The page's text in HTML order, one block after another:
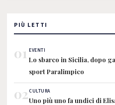
PIÙ LETTI
01 EVENTI
Lo sbarco in Sicilia, dopo
sport Paralimpico
02CULTURA
Uno più uno fa undici di